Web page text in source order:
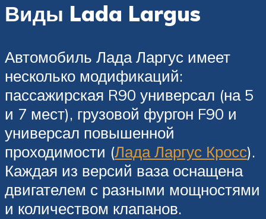
Виды Lada Largus
Автомобиль Лада Ларгус имеет
несколько модификаций:
пассажирская R90 универсал (на 5
и 7 мест), грузовой фургон F90 и
универсал повышенной
проходимости (Лада Ларгус Кросс).
Каждая из версий ваза оснащена
двигателем с разными мощностями
и количеством клапанов.